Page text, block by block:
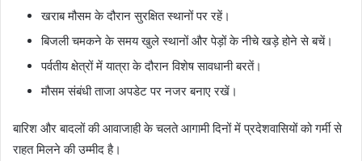
खराब मौसम के दौरान सुरक्षित स्थानों पर रहें।
बिजली चमकने के समय खुले स्थानों और पेड़ों के नीचे खड़े होने से बचें।
पर्वतीय क्षेत्रों में यात्रा के दौरान विशेष सावधानी बरतें।
मौसम संबंधी ताजा अपडेट पर नजर बनाए रखें।
बारिश और बादलों की आवाजाही के चलते आगामी दिनों में प्रदेशवासियों को गर्मी से
राहत मिलने की उम्मीद है।